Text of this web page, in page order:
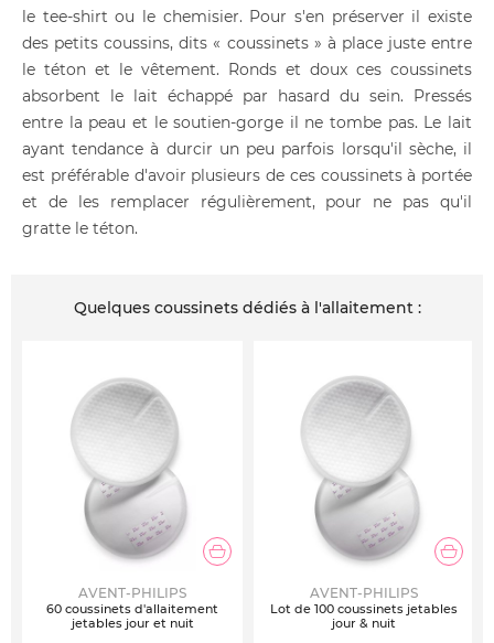
le tee-shirt ou le chemisier. Pour s'en préserver il existe
des petits coussins, dits « coussinets » à place juste entre
le téton et le vêtement. Ronds et doux ces coussinets
absorbent le lait échappé par hasard du sein. Pressés
entre la peau et le soutien-gorge il ne tombe pas. Le lait
ayant tendance à durcir un peu parfois lorsqu'il sèche, il
est préférable d'avoir plusieurs de ces coussinets à portée
et de les remplacer régulièrement, pour ne pas qu'il
gratte le téton.
Quelques coussinets dédiés à l'allaitement :
AVENT-PHILIPS
60 coussinets d'allaitement
jetables jour et nuit
AVENT-PHILIPS
Lot de 100 coussinets jetables
jour & nuit